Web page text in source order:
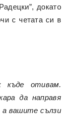
докато
с четата си в
отивам.
да направя
а вашите сълзи